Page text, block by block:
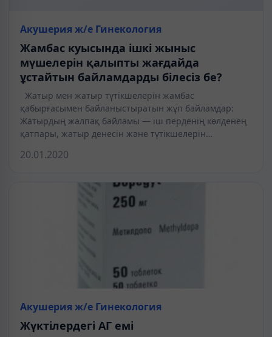
Акушерия ж/е Гинекология
Жамбас куысында ішкі жыныс
мүшелерін қалыпты жағдайда
ұстайтын байламдарды білесіз бе?
Жатыр мен жатыр түтікшелерін жамбас
қабырғасымен байланыстыратын жұп байламдар:
Жатырдың жалпақ байламы — іш перденің көлденең
қатпары, жатыр денесін және түтікшелерін…
20.01.2020
Акушерия ж/е Гинекология
Жүктілердегі АГ емі